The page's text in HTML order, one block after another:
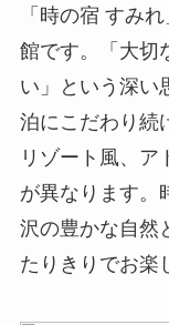
「時の宿 すみ
館です。「大切
い」という深い
泊にこだわり続
リゾート風、ア
が異なります。
沢の豊かな自然
たりきりでお楽